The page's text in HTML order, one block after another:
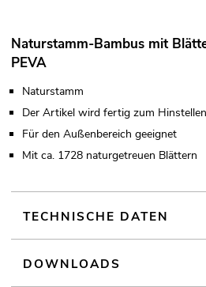
Naturstamm-Bambus mit
PEVA
Naturstamm
Der Artikel wird fertig zum
Für den Außenbereich geeignet
Mit ca. 1728 naturgetreuen Blättern
TECHNISCHE DATEN
DOWNLOADS